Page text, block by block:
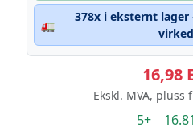
🚛
378x i eksternt lager
16,98
Ekskl. MVA, pluss
5+